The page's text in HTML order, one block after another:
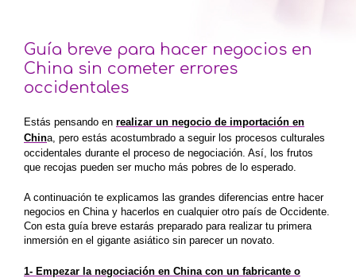
Guía breve para hacer negocios en
China sin cometer errores
occidentales
Estás pensando en realizar un negocio de importación en
China, pero estás acostumbrado a seguir los procesos culturales
occidentales durante el proceso de negociación. Así, los frutos
que recojas pueden ser mucho más pobres de lo esperado.
A continuación te explicamos las grandes diferencias entre hacer
negocios en China y hacerlos en cualquier otro país de Occidente.
Con esta guía breve estarás preparado para realizar tu primera
inmersión en el gigante asiático sin parecer un novato.
1- Empezar la negociación en China con un fabricante o